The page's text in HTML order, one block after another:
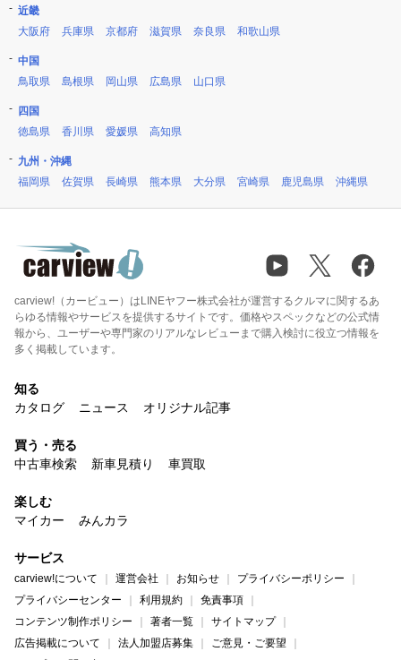
近畿
大阪府
兵庫県 京都府 滋賀県 奈良県 和歌山県
中国
鳥取県
島根県 岡山県 広島県 山口県
四国
徳島県
香川県 愛媛県 高知県
九州・沖縄
福岡県
佐賀県 長崎県 熊本県 大分県 宮崎県 鹿児島県 沖縄県
carview!（カービュー）はLINEヤフー株式会社が運営するクルマに関するあ
らゆる情報やサービスを提供するサイトです。価格やスペックなどの公式情
報から、ユーザーや専門家のリアルなレビューまで購入検討に役立つ情報を
多く掲載しています。
知る
カタログ
ニュース オリジナル記事
買う・売る
中古車検索
新車見積り 車買取
楽しむ
マイカー
みんカラ
サービス
carview!について 運営会社 お知らせ
プライバシーポリシー
プライバシーセンター
利用規約
免責事項
コンテンツ制作ポリシー
著者一覧
サイトマップ
広告掲載について
法人加盟店募集
ご意見・ご要望